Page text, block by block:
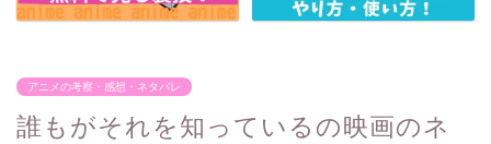
アニメの考察・感想・ネタバレ
誰もがそれを知っているの映画のネ